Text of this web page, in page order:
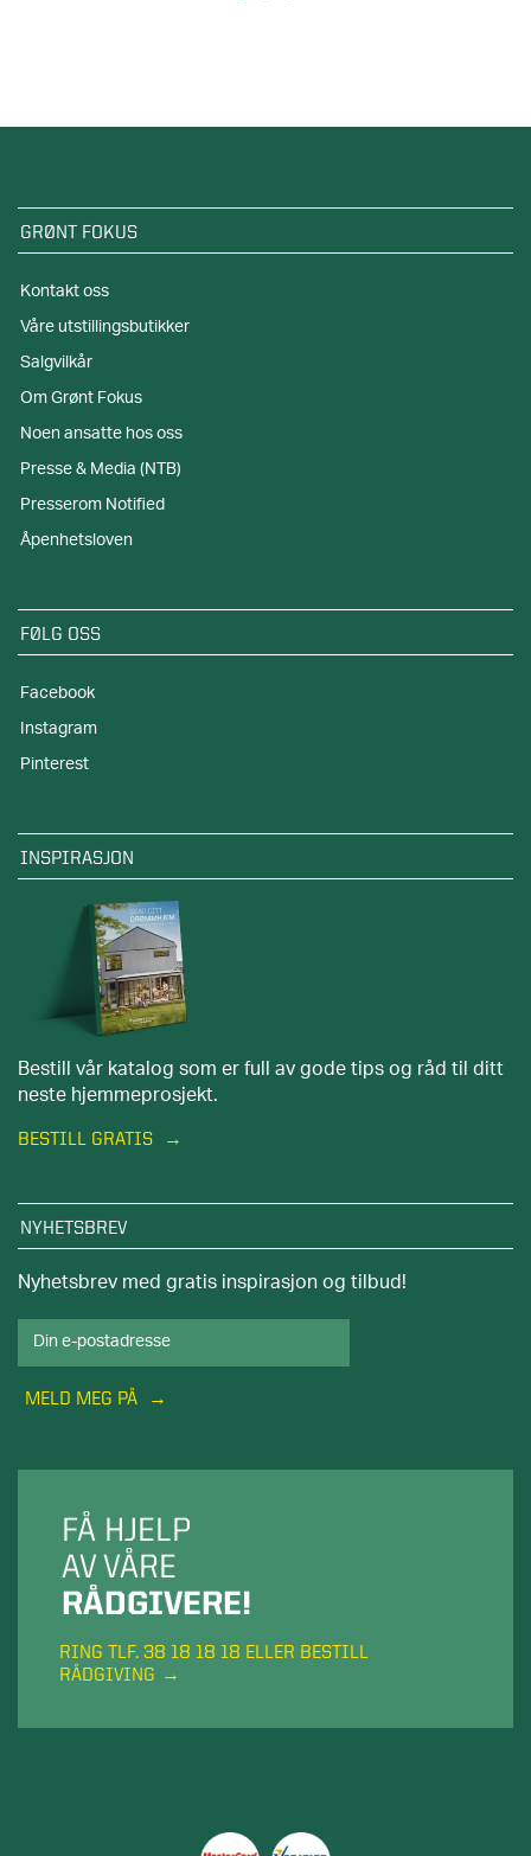
GRØNT FOKUS
Kontakt oss
Våre utstillingsbutikker
Salgvilkår
Om Grønt Fokus
Noen ansatte hos oss
Presse & Media (NTB)
Presserom Notified
Åpenhetsloven
FØLG OSS
Facebook
Instagram
Pinterest
INSPIRASJON
Bestill vår katalog som er full av gode tips og råd til ditt
neste hjemmeprosjekt.
BESTILL GRATIS
NYHETSBREV
Nyhetsbrev med gratis inspirasjon og tilbud!
MELD MEG PÅ
FÅ HJELP
AV VÅRE
RÅDGIVERE!
RING TLF. 38 18 18 18 ELLER BESTILL
RÅDGIVING